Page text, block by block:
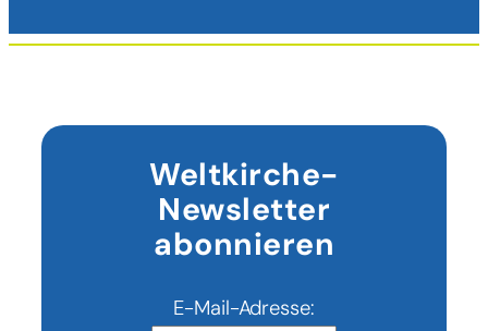
Weltkirche-
Newsletter
abonnieren
E-Mail-Adresse: